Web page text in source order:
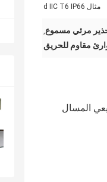
مثال d IIC T6 IP66
مرئي مسموع,
المسال